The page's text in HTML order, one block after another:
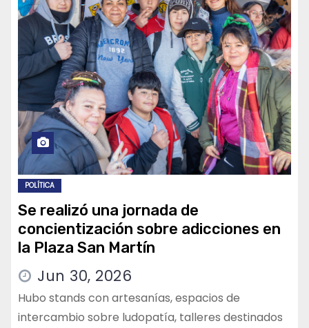
POLÍTICA
Se realizó una jornada de
concientización sobre adicciones en
la Plaza San Martín
Jun 30, 2026
Hubo stands con artesanías, espacios de
intercambio sobre ludopatía, talleres destinados